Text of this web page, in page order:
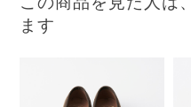
ます